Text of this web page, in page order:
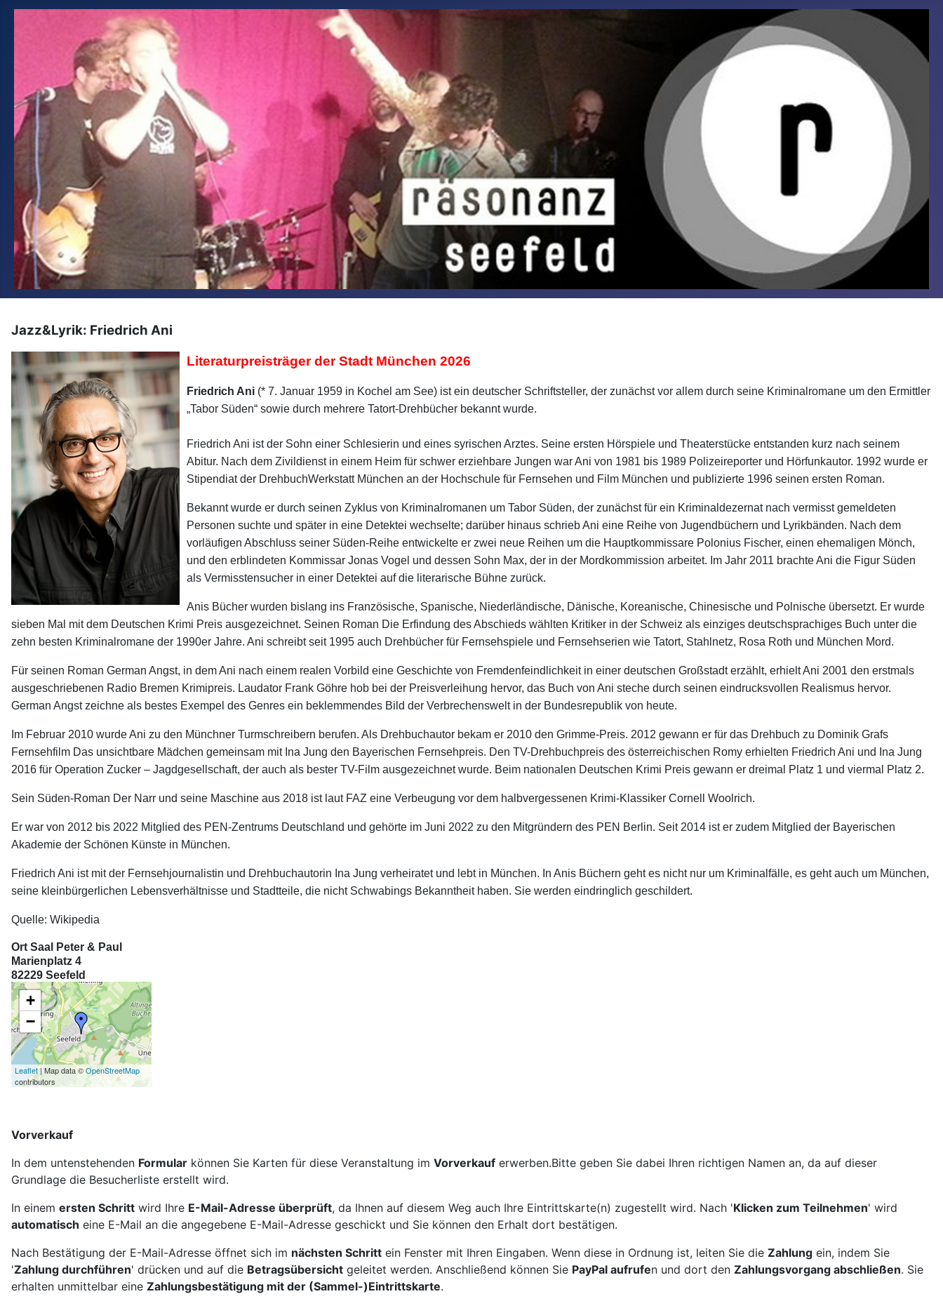
Jazz&Lyrik: Friedrich Ani
Literaturpreisträger der Stadt München 2026
Friedrich Ani (* 7. Januar 1959 in Kochel am See) ist ein deutscher Schriftsteller, der zunächst vor allem durch seine Kriminalromane um den Ermittler
„Tabor Süden“ sowie durch mehrere Tatort-Drehbücher bekannt wurde.
Friedrich Ani ist der Sohn einer Schlesierin und eines syrischen Arztes. Seine ersten Hörspiele und Theaterstücke entstanden kurz nach seinem
Abitur. Nach dem Zivildienst in einem Heim für schwer erziehbare Jungen war Ani von 1981 bis 1989 Polizeireporter und Hörfunkautor. 1992 wurde er
Stipendiat der DrehbuchWerkstatt München an der Hochschule für Fernsehen und Film München und publizierte 1996 seinen ersten Roman.
Bekannt wurde er durch seinen Zyklus von Kriminalromanen um Tabor Süden, der zunächst für ein Kriminaldezernat nach vermisst gemeldeten
Personen suchte und später in eine Detektei wechselte; darüber hinaus schrieb Ani eine Reihe von Jugendbüchern und Lyrikbänden. Nach dem
vorläufigen Abschluss seiner Süden-Reihe entwickelte er zwei neue Reihen um die Hauptkommissare Polonius Fischer, einen ehemaligen Mönch,
und den erblindeten Kommissar Jonas Vogel und dessen Sohn Max, der in der Mordkommission arbeitet. Im Jahr 2011 brachte Ani die Figur Süden
als Vermisstensucher in einer Detektei auf die literarische Bühne zurück.
Anis Bücher wurden bislang ins Französische, Spanische, Niederländische, Dänische, Koreanische, Chinesische und Polnische übersetzt. Er wurde
sieben Mal mit dem Deutschen Krimi Preis ausgezeichnet. Seinen Roman Die Erfindung des Abschieds wählten Kritiker in der Schweiz als einziges deutschsprachiges Buch unter die
zehn besten Kriminalromane der 1990er Jahre. Ani schreibt seit 1995 auch Drehbücher für Fernsehspiele und Fernsehserien wie Tatort, Stahlnetz, Rosa Roth und München Mord.
Für seinen Roman German Angst, in dem Ani nach einem realen Vorbild eine Geschichte von Fremdenfeindlichkeit in einer deutschen Großstadt erzählt, erhielt Ani 2001 den erstmals
ausgeschriebenen Radio Bremen Krimipreis. Laudator Frank Göhre hob bei der Preisverleihung hervor, das Buch von Ani steche durch seinen eindrucksvollen Realismus hervor.
German Angst zeichne als bestes Exempel des Genres ein beklemmendes Bild der Verbrechenswelt in der Bundesrepublik von heute.
Im Februar 2010 wurde Ani zu den Münchner Turmschreibern berufen. Als Drehbuchautor bekam er 2010 den Grimme-Preis. 2012 gewann er für das Drehbuch zu Dominik Grafs
Fernsehfilm Das unsichtbare Mädchen gemeinsam mit Ina Jung den Bayerischen Fernsehpreis. Den TV-Drehbuchpreis des österreichischen Romy erhielten Friedrich Ani und Ina Jung
2016 für Operation Zucker – Jagdgesellschaft, der auch als bester TV-Film ausgezeichnet wurde. Beim nationalen Deutschen Krimi Preis gewann er dreimal Platz 1 und viermal Platz 2.
Sein Süden-Roman Der Narr und seine Maschine aus 2018 ist laut FAZ eine Verbeugung vor dem halbvergessenen Krimi-Klassiker Cornell Woolrich.
Er war von 2012 bis 2022 Mitglied des PEN-Zentrums Deutschland und gehörte im Juni 2022 zu den Mitgründern des PEN Berlin. Seit 2014 ist er zudem Mitglied der Bayerischen
Akademie der Schönen Künste in München.
Friedrich Ani ist mit der Fernsehjournalistin und Drehbuchautorin Ina Jung verheiratet und lebt in München. In Anis Büchern geht es nicht nur um Kriminalfälle, es geht auch um München,
seine kleinbürgerlichen Lebensverhältnisse und Stadtteile, die nicht Schwabings Bekanntheit haben. Sie werden eindringlich geschildert.
Quelle: Wikipedia
Ort Saal Peter & Paul
Marienplatz 4
82229 Seefeld
+
−
Leaflet| Map data ©OpenStreetMap
contributors
Vorverkauf
In dem untenstehenden Formular können Sie Karten für diese Veranstaltung im Vorverkauf erwerben.Bitte geben Sie dabei Ihren richtigen Namen an, da auf dieser
Grundlage die Besucherliste erstellt wird.
In einem ersten Schritt wird Ihre E-Mail-Adresse überprüft, da Ihnen auf diesem Weg auch Ihre Eintrittskarte(n) zugestellt wird. Nach 'Klicken zum Teilnehmen' wird
automatisch eine E-Mail an die angegebene E-Mail-Adresse geschickt und Sie können den Erhalt dort bestätigen.
Nach Bestätigung der E-Mail-Adresse öffnet sich im nächsten Schritt ein Fenster mit Ihren Eingaben. Wenn diese in Ordnung ist, leiten Sie die Zahlung ein, indem Sie
'Zahlung durchführen' drücken und auf die Betragsübersicht geleitet werden. Anschließend können Sie PayPal aufrufen und dort den Zahlungsvorgang abschließen. Sie
erhalten unmittelbar eine Zahlungsbestätigung mit der (Sammel-)Eintrittskarte.